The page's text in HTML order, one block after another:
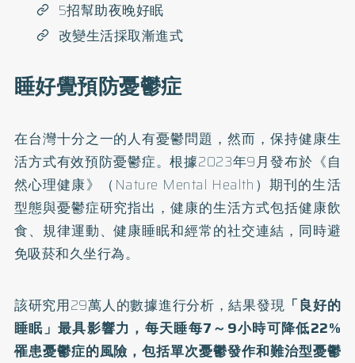
5招幫助夜晚好眠
改變生活採取漸進式
睡好覺預防憂鬱症
在台灣十分之一的人有憂鬱問題，然而，保持健康生
活方式有效預防憂鬱症。根據2023年9月發布於《自
然心理健康》（Nature Mental Health）期刊的生活
型態與憂鬱症研究指出，健康的生活方式包括健康飲
食、規律運動、健康睡眠和經常的社交連結，同時避
免吸菸和久坐行為。
該研究用29萬人的數據進行分析，結果發現 「良好的
睡眠」最具影響力，每天睡每7～9小時可降低22%
罹患憂鬱症的風險，包括單次憂鬱發作和難治型憂鬱